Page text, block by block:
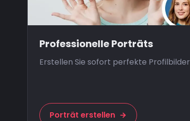
Professionelle Porträts
Erstellen Sie sofort perfekte Profilbilder
Porträt erstellen